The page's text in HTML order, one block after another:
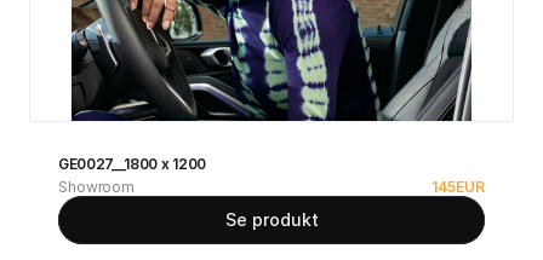
GE0027__1800 x 1200
Showroom
145EUR
Se produkt